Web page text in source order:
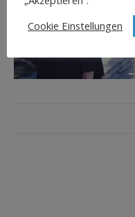
Cookie Einstellungen